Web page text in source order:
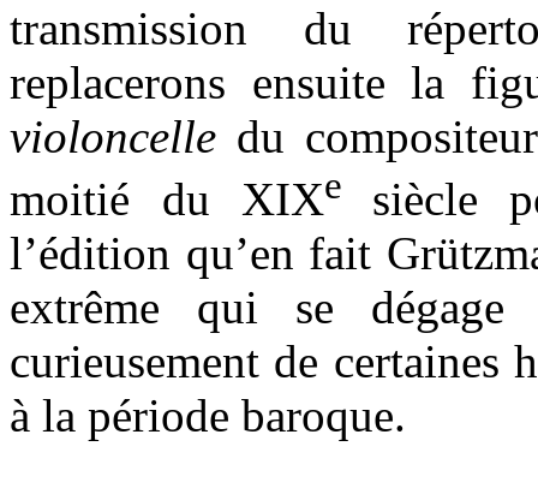
transmission du
replacerons ensuite la
violoncelle du
moitié du XIXe siècle
l’édition qu’en fait
extrême qui se
curieusement de certaines
à la période baroque.